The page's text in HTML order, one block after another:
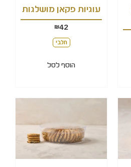
עוגיות פקאן מושלגות
42
₪
חלבי
הוסף לסל